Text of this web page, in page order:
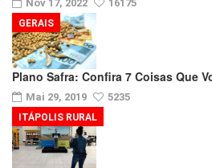
Nov 17, 2022 16175
Plano Safra: Confira 7 Coisas Que
Mai 29, 2019 5235
GERAIS
ITÁPOLIS RURAL